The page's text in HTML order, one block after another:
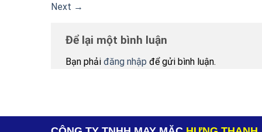
Next →
Để lại một bình luận
Bạn phải đăng nhập để gửi bình luận.